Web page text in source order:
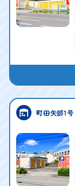
町田矢部1号